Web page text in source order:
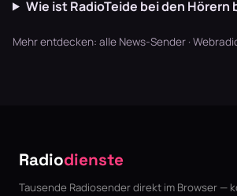
Wie ist RadioTeide bei den
Mehr entdecken: alle News-Sender ·
Radiodienste
Tausende Radiosender direkt im Browser —